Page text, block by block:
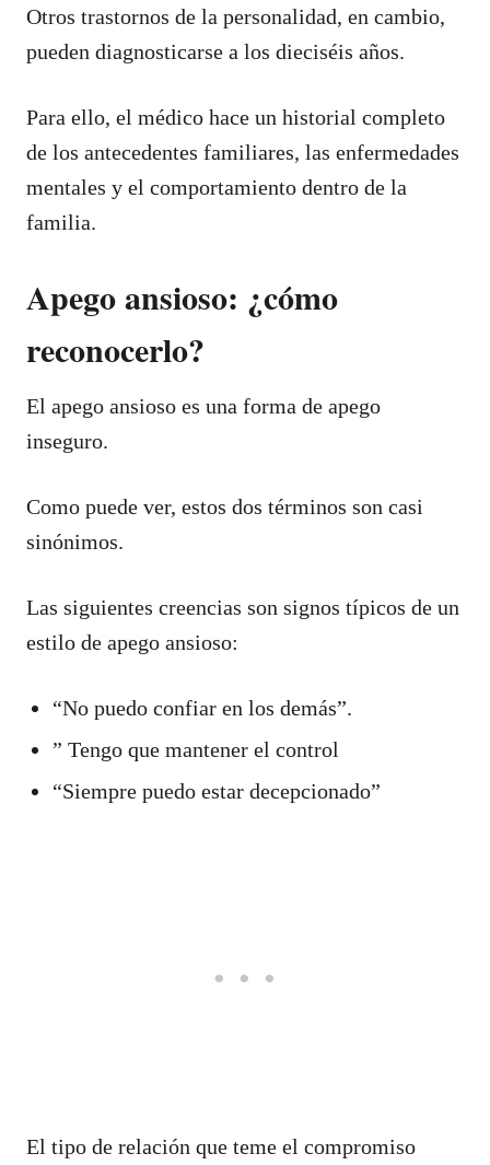
Otros trastornos de la personalidad, en cambio,
pueden diagnosticarse a los dieciséis años.
Para ello, el médico hace un historial completo
de los antecedentes familiares, las enfermedades
mentales y el comportamiento dentro de la
familia.
Apego ansioso: ¿cómo
reconocerlo?
El apego ansioso es una forma de apego
inseguro.
Como puede ver, estos dos términos son casi
sinónimos.
Las siguientes creencias son signos típicos de un
estilo de apego ansioso:
“No puedo confiar en los demás”.
” Tengo que mantener el control
“Siempre puedo estar decepcionado”
El tipo de relación que teme el compromiso